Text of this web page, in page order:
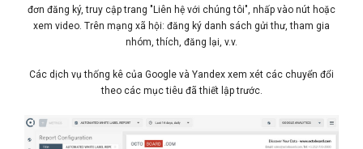
đơn đăng ký, truy cập trang "Liên hệ với chúng tôi", nhấp vào nút hoặc
xem video. Trên mạng xã hội: đăng ký danh sách gửi thư, tham gia
nhóm, thích, đăng lại, v.v.
Các dịch vụ thống kê của Google và Yandex xem xét các chuyển đổi
theo các mục tiêu đã thiết lập trước.